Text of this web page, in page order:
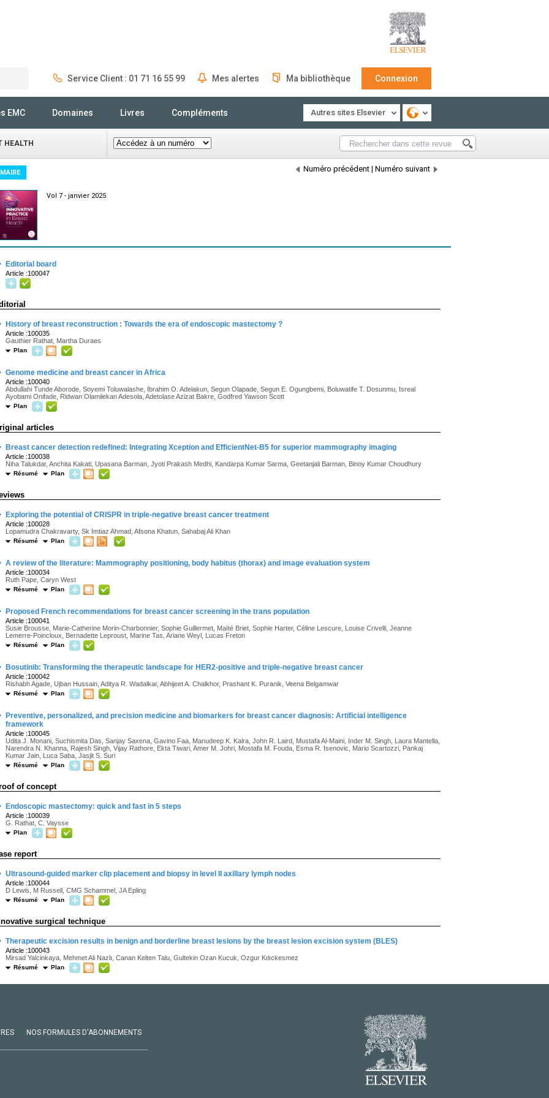
Service Client : 01 71 16 55 99 Mes alertes Ma bibliothèque Connexion
EMC Domaines Livres Compléments Autres sites Elsevier
HEALTH
Numéro précédent | Numéro suivant
Vol 7 - janvier 2025
Editorial board
Article :100047
History of breast reconstruction : Towards the era of endoscopic mastectomy ?
Article :100035
Gauthier Rathat, Martha Duraes
Plan
Genome medicine and breast cancer in Africa
Article :100040
Abdullahi Tunde Aborode, Soyemi Toluwalashe, Ibrahim O. Adelakun, Segun Olapade, Segun E. Ogungbemi, Boluwatife T. Dosunmu, Isreal
Ayobami Onifade, Ridwan Olamilekan Adesola, Adetolase Azizat Bakre, Godfred Yawson Scott
Plan
articles
Breast cancer detection redefined: Integrating Xception and EfficientNet-B5 for superior mammography imaging
Article :100038
Niha Talukdar, Anchita Kakati, Upasana Barman, Jyoti Prakash Medhi, Kandarpa Kumar Sarma, Geetanjali Barman, Binoy Kumar Choudhury
Résumé Plan
Exploring the potential of CRISPR in triple-negative breast cancer treatment
Article :100028
Lopamudra Chakravarty, Sk Imtiaz Ahmad, Afsona Khatun, Sahabaj Ali Khan
Résumé Plan
A review of the literature: Mammography positioning, body habitus (thorax) and image evaluation system
Article :100034
Ruth Pape, Caryn West
Résumé Plan
Proposed French recommendations for breast cancer screening in the trans population
Article :100041
Susie Brousse, Marie-Catherine Morin-Charbonnier, Sophie Guillermet, Maïté Briet, Sophie Harter, Céline Lescure, Louise Crivelli, Jeanne
Lemerre-Poincloux, Bernadette Leproust, Marine Tas, Ariane Weyl, Lucas Freton
Résumé Plan
Bosutinib: Transforming the therapeutic landscape for HER2-positive and triple-negative breast cancer
Article :100042
Rishabh Agade, Ujban Hussain, Aditya R. Wadalkar, Abhijeet A. Chalkhor, Prashant K. Puranik, Veena Belgamwar
Résumé Plan
Preventive, personalized, and precision medicine and biomarkers for breast cancer diagnosis: Artificial intelligence
framework
Article :100045
Udita J. Monani, Suchismita Das, Sanjay Saxena, Gavino Faa, Manudeep K. Kalra, John R. Laird, Mustafa Al-Maini, Inder M. Singh, Laura Mantella,
Narendra N. Khanna, Rajesh Singh, Vijay Rathore, Ekta Tiwari, Amer M. Johri, Mostafa M. Fouda, Esma R. Isenovic, Mario Scartozzi, Pankaj
Kumar Jain, Luca Saba, Jasjit S. Suri
Résumé Plan
of concept
Endoscopic mastectomy: quick and fast in 5 steps
Article :100039
G. Rathat, C. Vaysse
Plan
report
Ultrasound-guided marker clip placement and biopsy in level II axillary lymph nodes
Article :100044
D Lewis, M Russell, CMG Schammel, JA Epling
Résumé Plan
surgical technique
Therapeutic excision results in benign and borderline breast lesions by the breast lesion excision system (BLES)
Article :100043
Mirsad Yalcinkaya, Mehmet Ali Nazlı, Canan Kelten Talu, Gultekin Ozan Kucuk, Ozgur Kılıckesmez
Résumé Plan
NOS FORMULES D'ABONNEMENTS